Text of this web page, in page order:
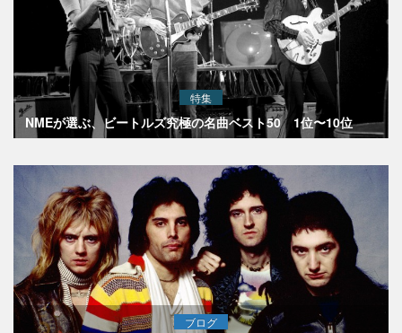
特集
NMEが選ぶ、ビートルズ究極の名曲ベスト50 1位〜10位
ブログ